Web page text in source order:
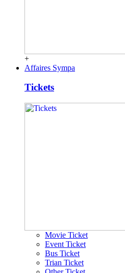
+
Affaires Sympa
Tickets
Movie Ticket
Event Ticket
Bus Ticket
Trian Ticket